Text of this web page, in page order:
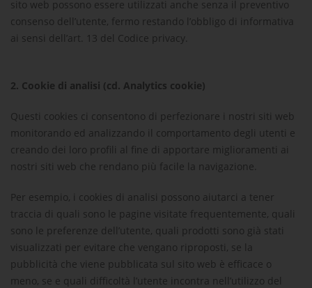
sito web possono essere utilizzati anche senza il preventivo
consenso dell’utente, fermo restando l’obbligo di informativa
ai sensi dell’art. 13 del Codice privacy.
2. Cookie di analisi (cd. Analytics cookie)
Questi cookies ci consentono di perfezionare i nostri siti web
monitorando ed analizzando il comportamento degli utenti e
creando dei loro profili al fine di apportare miglioramenti ai
nostri siti web che rendano più facile la navigazione.
Per esempio, i cookies di analisi possono aiutarci a tener
traccia di quali sono le pagine visitate frequentemente, quali
sono le preferenze dell’utente, quali prodotti sono già stati
visualizzati per evitare che vengano riproposti, se la
pubblicità che viene pubblicata sul sito web è efficace o
meno, se e quali difficoltà l’utente incontra nell’utilizzo del